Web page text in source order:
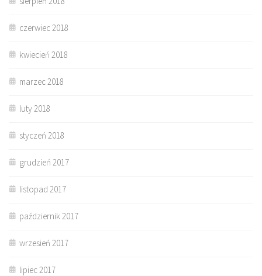
czerwiec 2018
kwiecień 2018
marzec 2018
luty 2018
styczeń 2018
grudzień 2017
listopad 2017
październik 2017
wrzesień 2017
lipiec 2017